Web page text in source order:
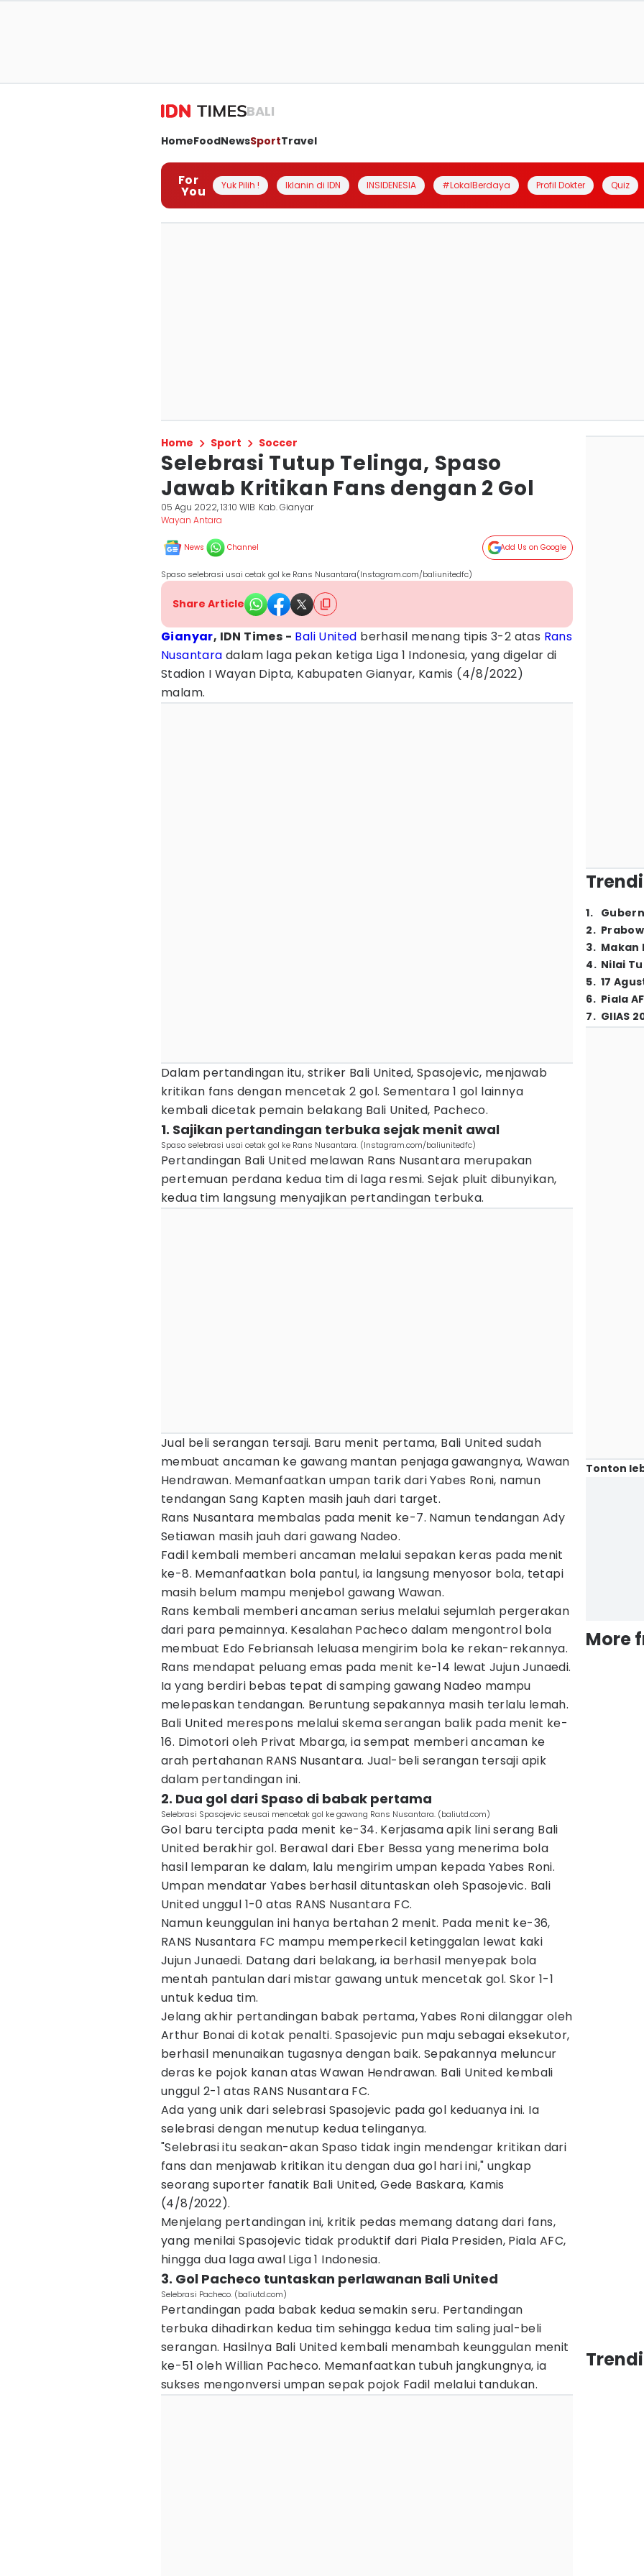
BALI
HomeFoodNewsSportTravel
For
You Yuk Pilih ! Iklanin di IDN INSIDENESIA #LokalBerdaya Profil Dokter Quiz
Home Sport Soccer
Selebrasi Tutup Telinga, Spaso
Jawab Kritikan Fans dengan 2 Gol
05 Agu 2022, 13:10 WIB Kab. Gianyar
Wayan Antara
News Channel Add Us on Google
Spaso selebrasi usai cetak gol ke Rans Nusantara(Instagram.com/baliunitedfc)
Share Article
Gianyar, IDN Times - Bali United berhasil menang tipis 3-2 atas Rans
Nusantara dalam laga pekan ketiga Liga 1 Indonesia, yang digelar di
Stadion I Wayan Dipta, Kabupaten Gianyar, Kamis (4/8/2022)
malam.
Dalam pertandingan itu, striker Bali United, Spasojevic, menjawab
kritikan fans dengan mencetak 2 gol. Sementara 1 gol lainnya
kembali dicetak pemain belakang Bali United, Pacheco.
1. Sajikan pertandingan terbuka sejak menit awal
Spaso selebrasi usai cetak gol ke Rans Nusantara. (Instagram.com/baliunitedfc)
Pertandingan Bali United melawan Rans Nusantara merupakan
pertemuan perdana kedua tim di laga resmi. Sejak pluit dibunyikan,
kedua tim langsung menyajikan pertandingan terbuka.
Jual beli serangan tersaji. Baru menit pertama, Bali United sudah
membuat ancaman ke gawang mantan penjaga gawangnya, Wawan
Hendrawan. Memanfaatkan umpan tarik dari Yabes Roni, namun
tendangan Sang Kapten masih jauh dari target.
Rans Nusantara membalas pada menit ke-7. Namun tendangan Ady
Setiawan masih jauh dari gawang Nadeo.
Fadil kembali memberi ancaman melalui sepakan keras pada menit
ke-8. Memanfaatkan bola pantul, ia langsung menyosor bola, tetapi
masih belum mampu menjebol gawang Wawan.
Rans kembali memberi ancaman serius melalui sejumlah pergerakan
dari para pemainnya. Kesalahan Pacheco dalam mengontrol bola
membuat Edo Febriansah leluasa mengirim bola ke rekan-rekannya.
Rans mendapat peluang emas pada menit ke-14 lewat Jujun Junaedi.
Ia yang berdiri bebas tepat di samping gawang Nadeo mampu
melepaskan tendangan. Beruntung sepakannya masih terlalu lemah.
Bali United merespons melalui skema serangan balik pada menit ke-
16. Dimotori oleh Privat Mbarga, ia sempat memberi ancaman ke
arah pertahanan RANS Nusantara. Jual-beli serangan tersaji apik
dalam pertandingan ini.
2. Dua gol dari Spaso di babak pertama
Selebrasi Spasojevic seusai mencetak gol ke gawang Rans Nusantara. (baliutd.com)
Gol baru tercipta pada menit ke-34. Kerjasama apik lini serang Bali
United berakhir gol. Berawal dari Eber Bessa yang menerima bola
hasil lemparan ke dalam, lalu mengirim umpan kepada Yabes Roni.
Umpan mendatar Yabes berhasil dituntaskan oleh Spasojevic. Bali
United unggul 1-0 atas RANS Nusantara FC.
Namun keunggulan ini hanya bertahan 2 menit. Pada menit ke-36,
RANS Nusantara FC mampu memperkecil ketinggalan lewat kaki
Jujun Junaedi. Datang dari belakang, ia berhasil menyepak bola
mentah pantulan dari mistar gawang untuk mencetak gol. Skor 1-1
untuk kedua tim.
Jelang akhir pertandingan babak pertama, Yabes Roni dilanggar oleh
Arthur Bonai di kotak penalti. Spasojevic pun maju sebagai eksekutor,
berhasil menunaikan tugasnya dengan baik. Sepakannya meluncur
deras ke pojok kanan atas Wawan Hendrawan. Bali United kembali
unggul 2-1 atas RANS Nusantara FC.
Ada yang unik dari selebrasi Spasojevic pada gol keduanya ini. Ia
selebrasi dengan menutup kedua telinganya.
"Selebrasi itu seakan-akan Spaso tidak ingin mendengar kritikan dari
fans dan menjawab kritikan itu dengan dua gol hari ini," ungkap
seorang suporter fanatik Bali United, Gede Baskara, Kamis
(4/8/2022).
Menjelang pertandingan ini, kritik pedas memang datang dari fans,
yang menilai Spasojevic tidak produktif dari Piala Presiden, Piala AFC,
hingga dua laga awal Liga 1 Indonesia.
3. Gol Pacheco tuntaskan perlawanan Bali United
Selebrasi Pacheco. (baliutd.com)
Pertandingan pada babak kedua semakin seru. Pertandingan
terbuka dihadirkan kedua tim sehingga kedua tim saling jual-beli
serangan. Hasilnya Bali United kembali menambah keunggulan menit
ke-51 oleh Willian Pacheco. Memanfaatkan tubuh jangkungnya, ia
sukses mengonversi umpan sepak pojok Fadil melalui tandukan.
1.
2.
3. Makan
4. Nilai
5. 17
6. Piala
7. GIIAS
Tonton
More